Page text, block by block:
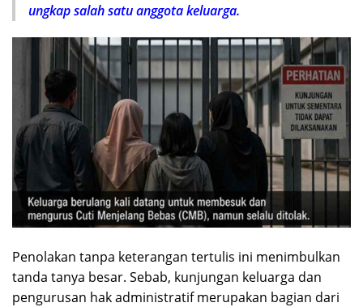
ungkap salah satu anggota keluarga.
Penolakan tanpa keterangan tertulis ini menimbulkan
tanda tanya besar. Sebab, kunjungan keluarga dan
pengurusan hak administratif merupakan bagian dari